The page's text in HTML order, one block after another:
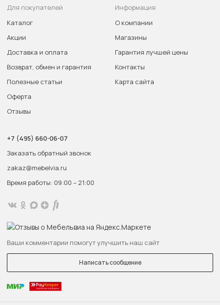
Для покупателей
Каталог
Акции
Доставка и оплата
Возврат, обмен и гарантия
Полезные статьи
Оферта
Отзывы
Информация
О компании
Магазины
Гарантия лучшей цены
Контакты
Карта сайта
+7 (495) 660-06-07
Заказать обратный звонок
zakaz@mebelvia.ru
Время работы: 09:00 – 21:00
Ваши комментарии помогут улучшить наш сайт
Написать сообщение